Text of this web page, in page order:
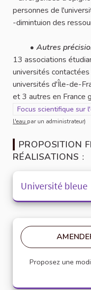
personnes de
-dimintuion des
Autres
13 associations
universités
universités d'Île-de-
et 3 autres en France
Filtrer les résultats
Focus scientifique sur
l'eau par un administrateur)
PROPOSITION
RÉALISATIONS :
Université bleue
Proposez une